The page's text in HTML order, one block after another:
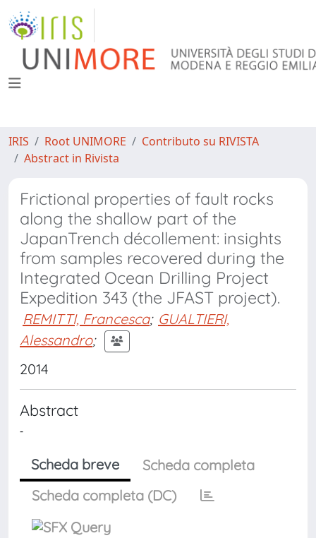
IRIS Root UNIMORE
Contributo su RIVISTA
Abstract in Rivista
Frictional properties of fault rocks
along the shallow part of the
JapanTrench décollement: insights
from samples recovered during the
Integrated Ocean Drilling Project
Expedition 343 (the JFAST project).
REMITTI, Francesca; GUALTIERI,
Alessandro;
2014
Abstract
-
Scheda breve
Scheda completa
Scheda completa (DC)